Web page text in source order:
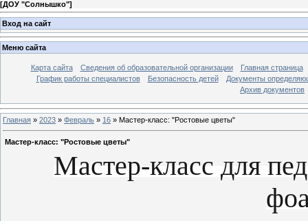
[ДОУ "Солнышко"]
Вход на сайт
Меню сайта
Карта сайта Сведения об образовательной организации
Главная страница
График работы специалистов
Безопасность детей
Документы
Архив документов
Главная » 2023 » Февраль » 16 » Мастер-класс: "Ростовые цветы"
Мастер-класс: "Ростовые цветы"
Мастер-класс для